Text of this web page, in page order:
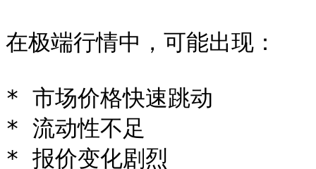
在极端行情中，可能出现：
* 市场价格快速跳动
* 流动性不足
* 报价变化剧烈